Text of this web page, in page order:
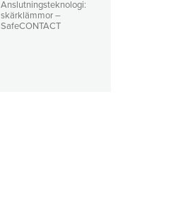
Anslutningsteknologi:
skärklämmor –
SafeCONTACT